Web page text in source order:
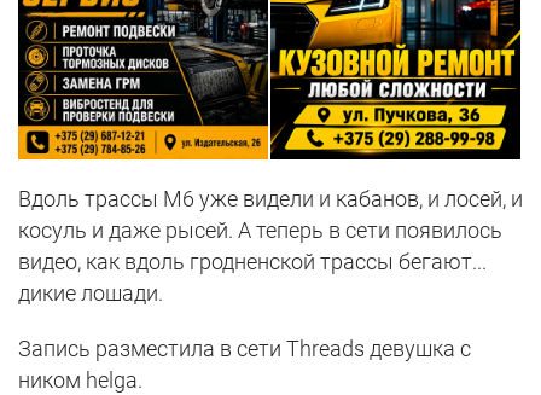
Вдоль трассы М6 уже видели и кабанов, и лосей, и
косуль и даже рысей. А теперь в сети появилось
видео, как вдоль гродненской трассы бегают...
дикие лошади.
Запись разместила в сети Threads девушка с
ником helga.